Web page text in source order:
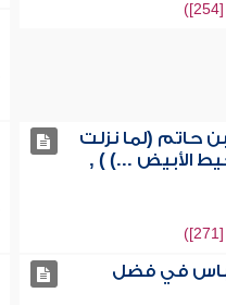
حاتم (لما نزلت
الأبيض ...) ) ,
في فضل